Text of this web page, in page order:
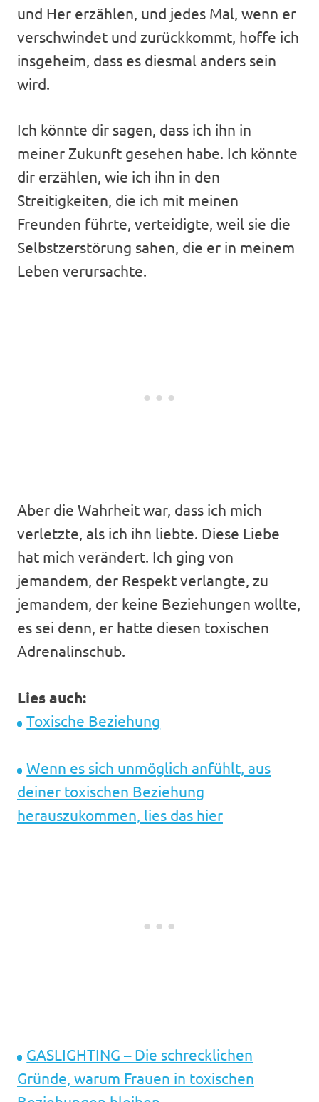
und Her erzählen, und jedes Mal, wenn er
verschwindet und zurückkommt, hoffe ich
insgeheim, dass es diesmal anders sein
wird.
Ich könnte dir sagen, dass ich ihn in
meiner Zukunft gesehen habe. Ich könnte
dir erzählen, wie ich ihn in den
Streitigkeiten, die ich mit meinen
Freunden führte, verteidigte, weil sie die
Selbstzerstörung sahen, die er in meinem
Leben verursachte.
Aber die Wahrheit war, dass ich mich
verletzte, als ich ihn liebte. Diese Liebe
hat mich verändert. Ich ging von
jemandem, der Respekt verlangte, zu
jemandem, der keine Beziehungen wollte,
es sei denn, er hatte diesen toxischen
Adrenalinschub.
Lies auch:
Toxische Beziehung
Wenn es sich unmöglich anfühlt, aus
deiner toxischen Beziehung
herauszukommen, lies das hier
GASLIGHTING – Die schrecklichen
Gründe, warum Frauen in toxischen